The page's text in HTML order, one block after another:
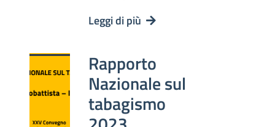
Leggi di più
Rapporto
Nazionale sul
tabagismo